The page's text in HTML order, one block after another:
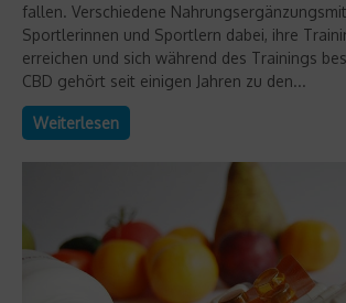
fallen. Verschiedene
Sportlerinnen und Sportlern dabei, ihre
erreichen und sich während des Trainings
CBD gehört seit einigen Jahren zu den...
Weiterlesen